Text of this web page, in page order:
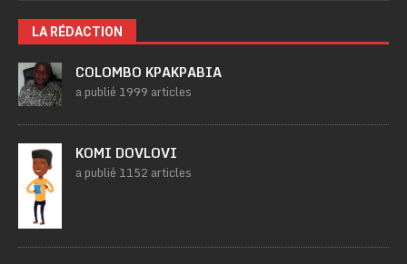
LA RÉDACTION
COLOMBO KPAKPABIA
a publié 1999 articles
KOMI DOVLOVI
a publié 1152 articles